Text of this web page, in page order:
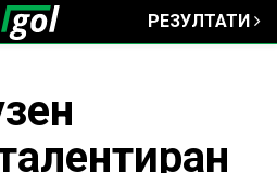
РЕЗУЛТАТИ